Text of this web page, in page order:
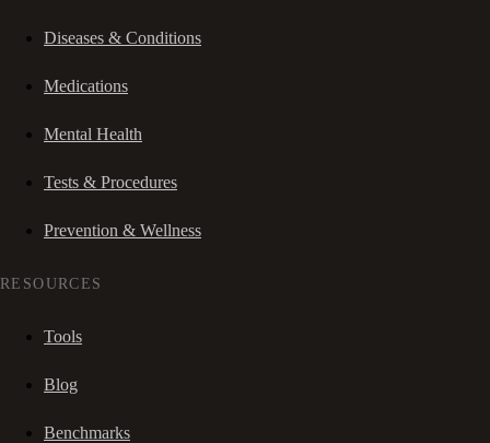
Diseases & Conditions
Medications
Mental Health
Tests & Procedures
Prevention & Wellness
RESOURCES
Tools
Blog
Benchmarks